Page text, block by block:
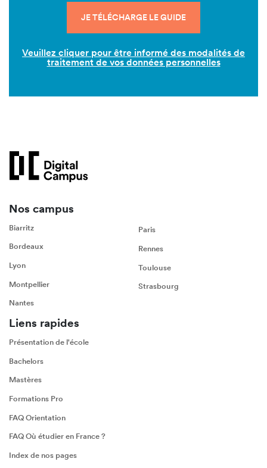
Veuillez cliquer pour être informé des modalités de
traitement de vos données personnelles
Nos campus
Biarritz
Bordeaux
Lyon
Montpellier
Nantes
Paris
Rennes
Toulouse
Strasbourg
Liens rapides
Présentation de l'école
Bachelors
Mastères
Formations Pro
FAQ Orientation
FAQ Où étudier en France ?
Index de nos pages